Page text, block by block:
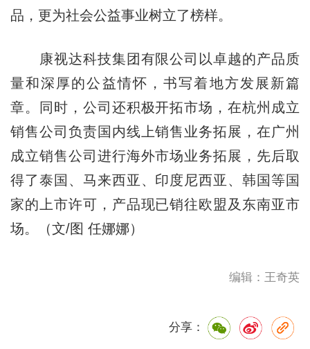
品，更为社会公益事业树立了榜样。
康视达科技集团有限公司以卓越的产品质
量和深厚的公益情怀，书写着地方发展新篇
章。同时，公司还积极开拓市场，在杭州成立
销售公司负责国内线上销售业务拓展，在广州
成立销售公司进行海外市场业务拓展，先后取
得了泰国、马来西亚、印度尼西亚、韩国等国
家的上市许可，产品现已销往欧盟及东南亚市
场。（文/图 任娜娜）
编辑：王奇英
分享：